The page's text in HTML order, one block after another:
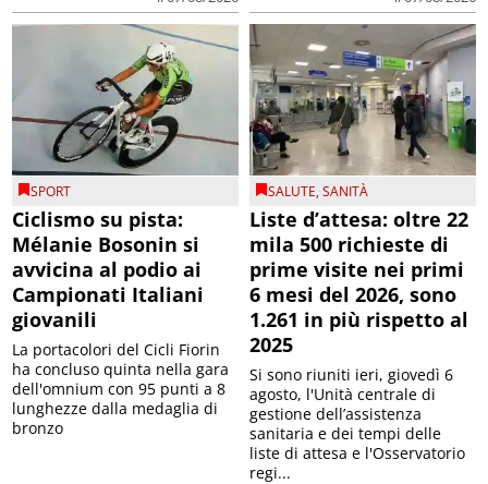
SPORT
Ciclismo su pista:
Mélanie Bosonin si
avvicina al podio ai
Campionati Italiani
giovanili
La portacolori del Cicli Fiorin
ha concluso quinta nella gara
dell'omnium con 95 punti a 8
lunghezze dalla medaglia di
bronzo
SALUTE,SANITÀ
Liste d’attesa: oltre 22
mila 500 richieste di
prime visite nei primi
6 mesi del 2026, sono
1.261 in più rispetto al
2025
Si sono riuniti ieri, giovedì 6
agosto, l'Unità centrale di
gestione dell’assistenza
sanitaria e dei tempi delle
liste di attesa e l'Osservatorio
regi...